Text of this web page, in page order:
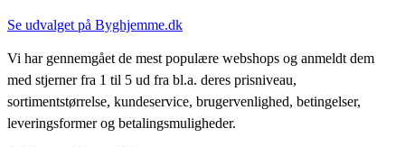
Se udvalget på Byghjemme.dk
Vi har gennemgået de mest populære webshops og anmeldt dem
med stjerner fra 1 til 5 ud fra bl.a. deres prisniveau,
sortimentstørrelse, kundeservice, brugervenlighed, betingelser,
leveringsformer og betalingsmuligheder.